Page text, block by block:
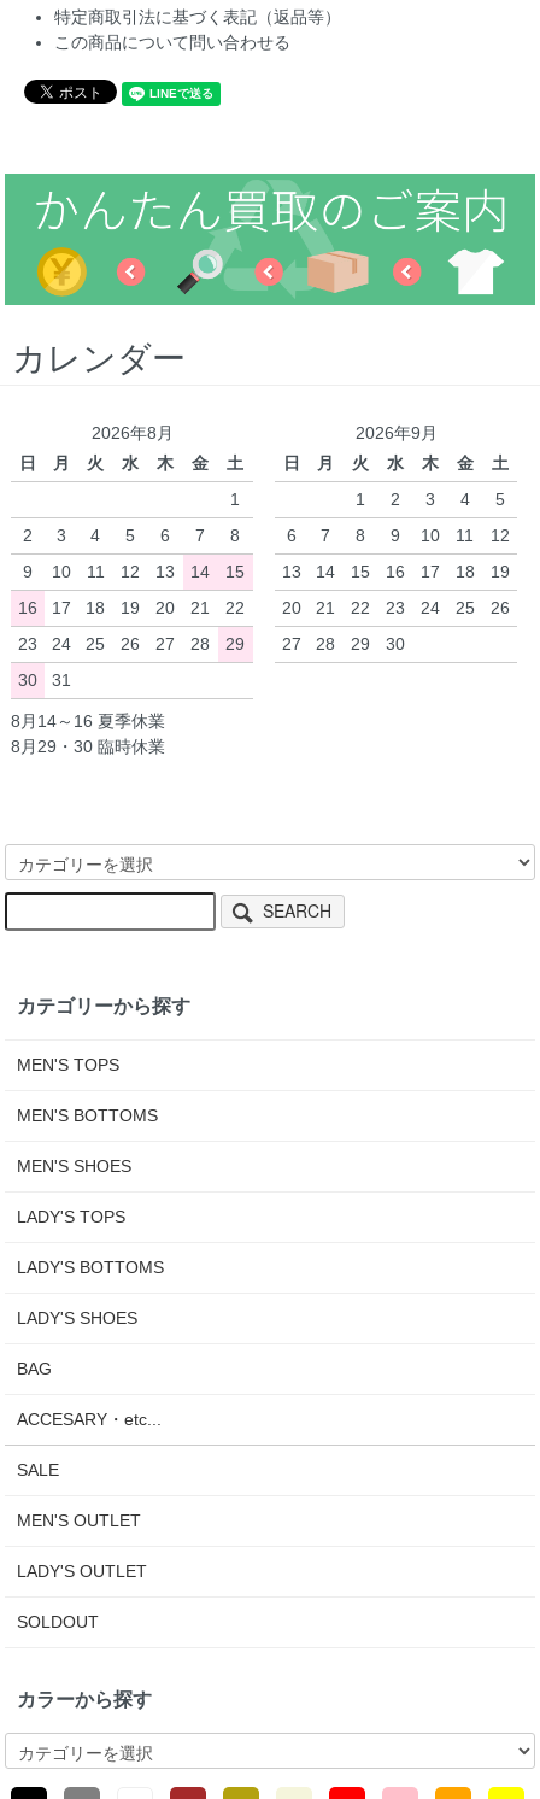
特定商取引法に基づく表記（返品等）
この商品について問い合わせる
カレンダー
2026年8月
日
月 火 水 木 金
土
1
2
3 4 5 6 7
8
9
10 11 12 13 14
15
16
17 18 19 20 21
22
23
24 25 26 27 28
29
30
31
2026年9月
日
月 火 水 木 金
土
1
2 3 4
5
6
7 8 9 10 11
12
13
14 15 16 17 18
19
20
21 22 23 24 25
26
27
28 29 30
8月14～16 夏季休業
8月29・30 臨時休業
SEARCH
カテゴリーから探す
MEN'S TOPS
MEN'S BOTTOMS
MEN'S SHOES
LADY'S TOPS
LADY'S BOTTOMS
LADY'S SHOES
BAG
ACCESARY・etc...
SALE
MEN'S OUTLET
LADY'S OUTLET
SOLDOUT
カラーから探す